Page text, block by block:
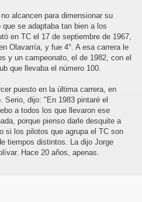
alcancen para dimensionar su
se adaptaba tan bien a los
en TC el 17 de septiembre de 1967,
Olavarría, y fue 4°. A esa carrera le
y un campeonato, el de 1982, con el
que llevaba el número 100.
puesto en la última carrera, en
Serio, dijo: "En 1983 pintaré el
a todos los que llevaron ese
porque pienso darle desquite a
si los pilotos que agrupa el TC son
tiempos distintos. La dijo Jorge
Hace 20 años, apenas.
años sin victorias de